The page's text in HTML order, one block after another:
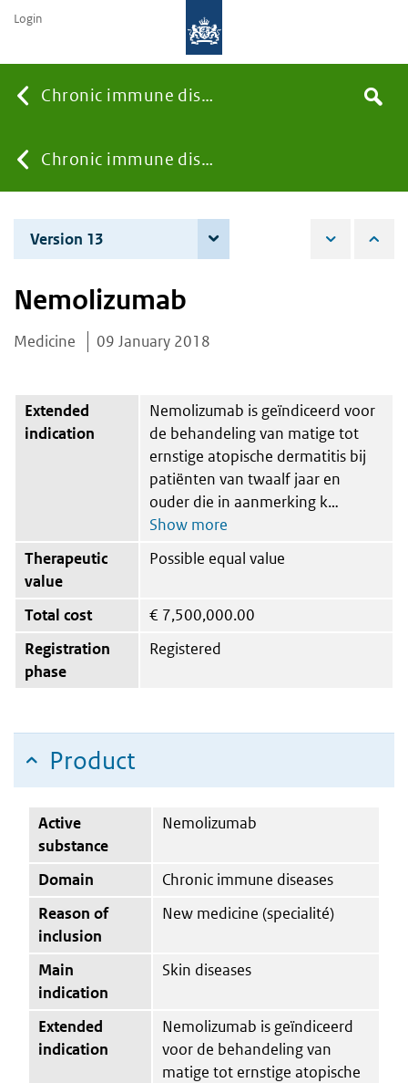
Chronic immune diseases
You
are
here:
Chronic immune diseases
the
Search
Login
Version 13
Nemolizumab
Medicine 09 January 2018
Extended
indication
Nemolizumab is geïndiceerd voor
de behandeling van matige tot
ernstige atopische dermatitis bij
patiënten van twaalf jaar en
ouder die in aanmerking k
Therapeutic
value
Possible equal value
Total cost € 7,500,000.00
Registration
phase
Registered
Product
Active
substance
Nemolizumab
Domain
Chronic immune diseases
Reason of
inclusion
New medicine (specialité)
Main
indication
Skin diseases
Extended
indication
Nemolizumab is geïndiceerd
voor de behandeling van
matige tot ernstige atopische